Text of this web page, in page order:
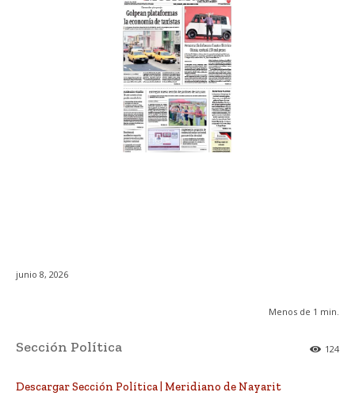
junio 8, 2026
Menos de 1 min.
124
Sección Política
Descargar Sección Política | Meridiano de Nayarit